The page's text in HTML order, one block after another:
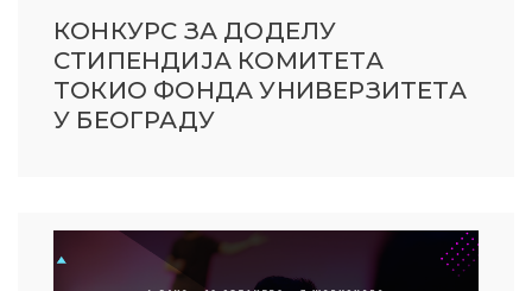
КОНКУРС ЗА ДОДЕЛУ
СТИПЕНДИЈА КОМИТЕТА
ТОКИО ФОНДА УНИВЕРЗИТЕТА
У БЕОГРАДУ